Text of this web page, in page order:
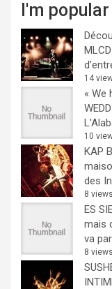
I'm popular
14
« We
10
KAP
des
8 views
ES
mais
va
8 views